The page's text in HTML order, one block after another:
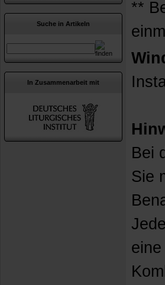
Suche in Artikeln
In Zusammenarbeit mit
**
Bei
Sie